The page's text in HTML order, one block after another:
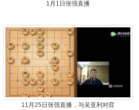
1月1日张强直播
11月25日张强直播，与吴亚利对弈